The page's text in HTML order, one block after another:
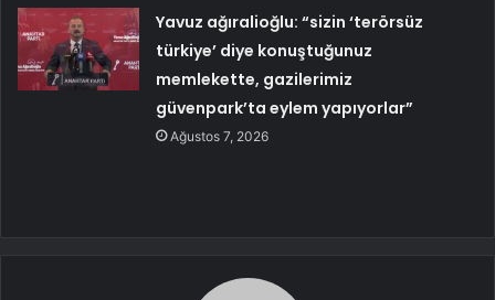
Yavuz ağıralioğlu: “sizin ‘terörsüz
türkiye’ diye konuştuğunuz
memlekette, gazilerimiz
güvenpark’ta eylem yapıyorlar”
Ağustos 7, 2026